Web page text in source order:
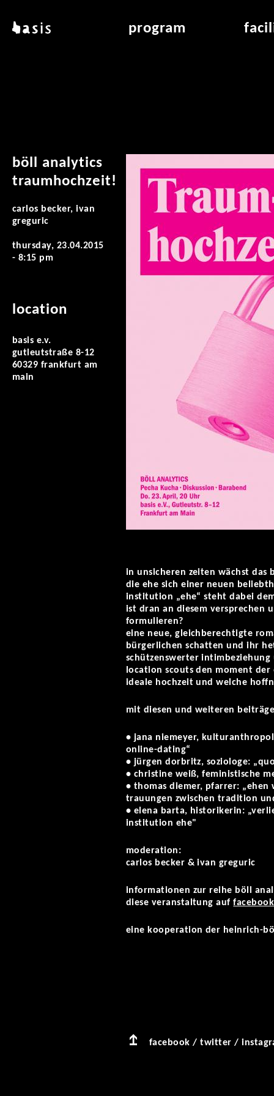
basis program
böll analytics
traumhochzeit!
carlos becker, ivan
greguric
thursday, 23.04.2015
- 8:15 pm
location
basis e.v.
gutleutstraße 8-12
60329 frankfurt am
main
in unsicheren zeiten wächst das
die ehe sich einer neuen
institution „ehe“ steht dabei
ist dran an diesem versprechen
formulieren?
eine neue, gleichberechtigte
bürgerlichen schatten und ihr
schützenswerter
location scouts den moment
ideale hochzeit und welche
mit diesen und weiteren
• jana niemeyer,
online-dating“
• jürgen dorbritz, soziologe:
• christine weiß, feministische
• thomas diemer, pfarrer:
trauungen zwischen tradition
• elena barta, historikerin:
institution ehe"
moderation:
carlos becker & ivan greguric
informationen zur reihe böll
diese veranstaltung auffacebook
eine kooperation der heinrich-
facebook /twitter /